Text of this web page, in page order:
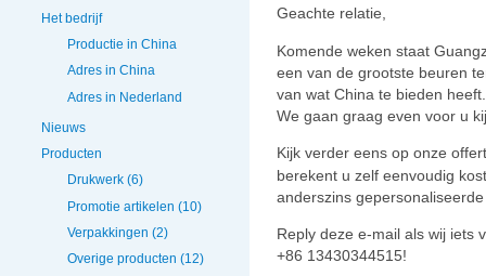
Het bedrijf
Productie in China
Adres in China
Adres in Nederland
Nieuws
Producten
Drukwerk (6)
Promotie artikelen (10)
Verpakkingen (2)
Overige producten (12)
Geachte relatie,
Komende weken staat
een van de grootste beuren
van wat China te bieden
We gaan graag even voor u
Kijk verder eens op onze
berekent u zelf eenvoudig
anderszins
Reply deze e-mail als wij iets
+86 13430344515!